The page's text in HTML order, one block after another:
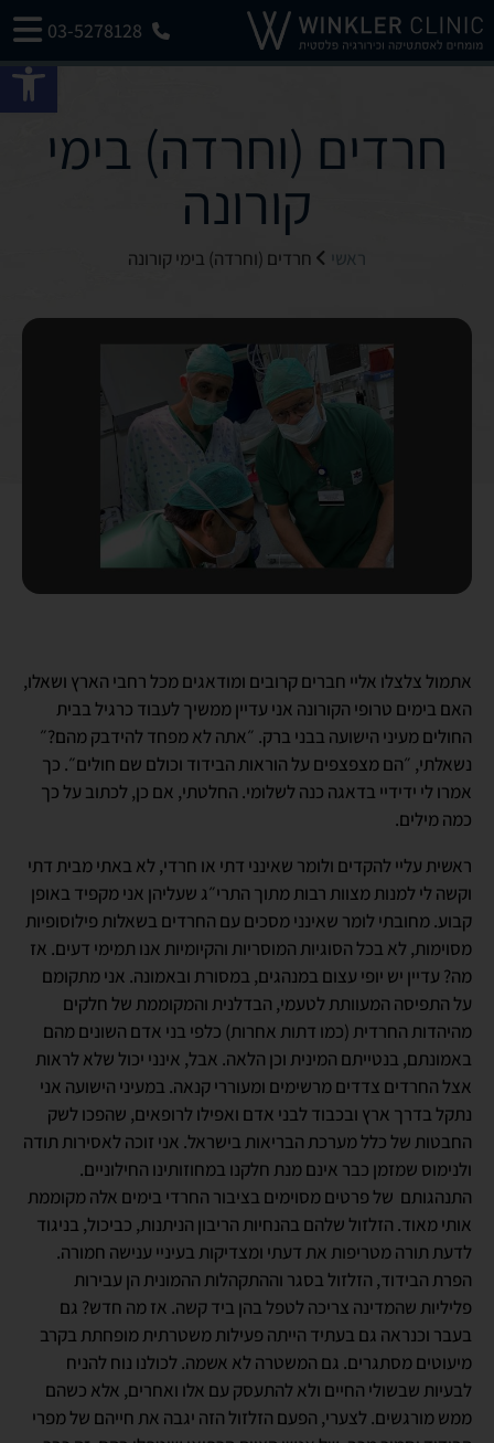
03-5278128
חרדים (וחרדה) בימי
קורונה
ראשי חרדים (וחרדה) בימי קורונה
אתמול צלצלו אליי חברים קרובים ומודאגים מכל רחבי הארץ ושאלו,
האם בימים טרופי הקורונה אני עדיין ממשיך לעבוד כרגיל בבית
החולים מעיני הישועה בבני ברק. ״אתה לא מפחד להידבק מהם?״
נשאלתי, ״הם מצפצפים על הוראות הבידוד וכולם שם חולים״. כך
אמרו לי ידידיי בדאגה כנה לשלומי. החלטתי, אם כן, לכתוב על כך
כמה מילים.
ראשית עליי להקדים ולומר שאינני דתי או חרדי, לא באתי מבית דתי
וקשה לי למנות מצוות רבות מתוך התרי״ג שעליהן אני מקפיד באופן
קבוע. מחובתי לומר שאינני מסכים עם החרדים בשאלות פילוסופיות
מסוימות, לא בכל הסוגיות המוסריות והקיומיות אנו תמימי דעים. אז
מה? עדיין יש יופי עצום במנהגים, במסורת ובאמונה. אני מתקומם
על התפיסה המעוותת לטעמי, הבדלנית והמקוממת של חלקים
מהיהדות החרדית (כמו דתות אחרות) כלפי בני אדם השונים מהם
באמונתם, בנטייתם המינית וכן הלאה. אבל, אינני יכול שלא לראות
אצל החרדים צדדים מרשימים ומעוררי קנאה. במעיני הישועה אני
נתקל בדרך ארץ ובכבוד לבני אדם ואפילו לרופאים, שהפכו לשק
החבטות של כלל מערכת הבריאות בישראל. אני זוכה לאסירות תודה
ולנימוס שמזמן כבר אינם מנת חלקנו במחוזותינו החילוניים.
התנהגותם של פרטים מסוימים בציבור החרדי בימים אלה מקוממת
אותי מאוד. הזלזול שלהם בהנחיות הריבון הניתנות, כביכול, בניגוד
לדעת תורה מטריפות את דעתי ומצדיקות בעיניי ענישה חמורה.
הפרת הבידוד, הזלזול בסגר וההתקהלות ההמונית הן עבירות
פליליות שהמדינה צריכה לטפל בהן ביד קשה. אז מה חדש? גם
בעבר וכנראה גם בעתיד הייתה פעילות משטרתית מופחתת בקרב
מיעוטים מסתגרים. גם המשטרה לא אשמה. לכולנו נוח להניח
לבעיות שבשולי החיים ולא להתעסק עם אלו ואחרים, אלא כשהם
ממש מורגשים. לצערי, הפעם הזלזול הזה יגבה את חייהם של מפרי